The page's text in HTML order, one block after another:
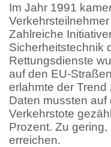
Im Jahr 1991
Zahlreiche
Sicherheitstechnik
Rettungsdienste
auf den EU-
erlahmte der
Daten mussten
Verkehrstote
Prozent. Zu
erreichen.